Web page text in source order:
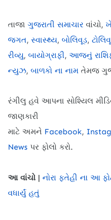
તાજા ગુજરાતી સમાચાર વાંચો,
જગત, સ્વાસ્થ્ય, બોલિવૂડ,
રીવ્યુ, બાયોગ્રાફી, આજનું
ન્યુઝ, બાળકો ના નામ તેમજ
રંગીલુ હવે આપના સોશ્યિલ
જાણકારી
માટે અમને Facebook,
News પર ફોલો કરો.
આ વાંચો | નોરા ફતેહી ના આ
વધાર્યું હતું